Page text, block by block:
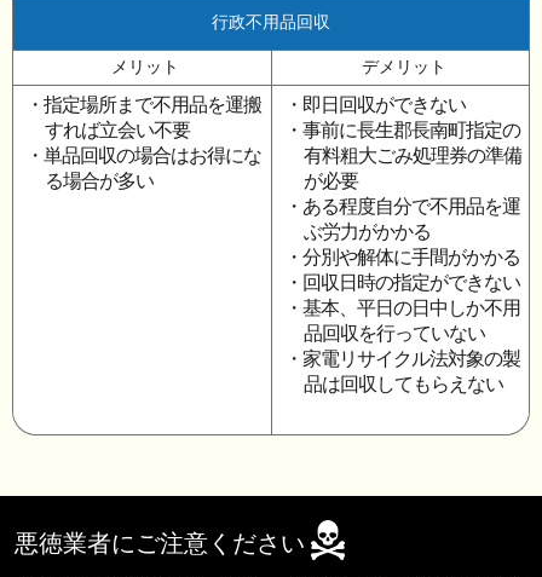
行政不用品回収
メリット デメリット
・指定場所まで不用品を運搬
すれば立会い不要
・単品回収の場合はお得にな
る場合が多い
・即日回収ができない
・事前に長生郡長南町指定の
有料粗大ごみ処理券の準備
が必要
・ある程度自分で不用品を運
ぶ労力がかかる
・分別や解体に手間がかかる
・回収日時の指定ができない
・基本、平日の日中しか不用
品回収を行っていない
・家電リサイクル法対象の製
品は回収してもらえない
悪徳業者にご注意ください